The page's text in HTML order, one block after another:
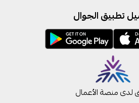
تطبيق الجوال
لدى منصة الأعمال